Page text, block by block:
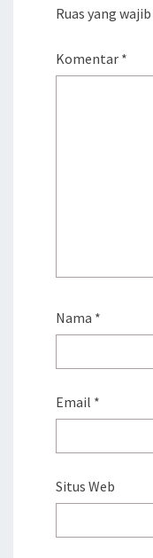
Ruas yang
Komentar *
Nama *
Email *
Situs Web